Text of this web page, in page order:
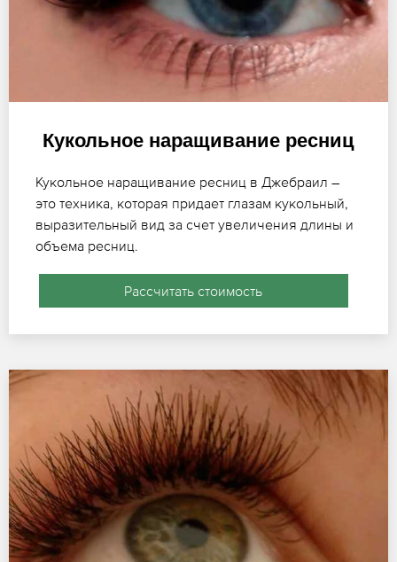
Кукольное наращивание ресниц
Кукольное наращивание ресниц в Джебраил –
это техника, которая придает глазам кукольный,
выразительный вид за счет увеличения длины и
объема ресниц.
Рассчитать стоимость